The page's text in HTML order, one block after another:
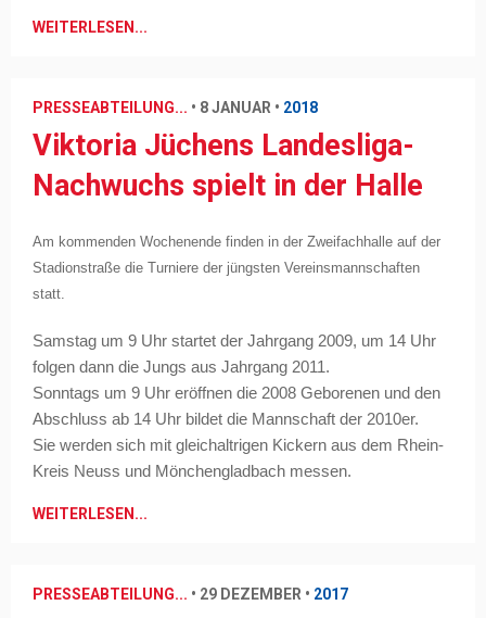
WEITERLESEN...
PRESSEABTEILUNG... • 8 JANUAR • 2018
Viktoria Jüchens Landesliga-
Nachwuchs spielt in der Halle
Am kommenden Wochenende finden in der Zweifachhalle auf der
Stadionstraße die Turniere der jüngsten Vereinsmannschaften
statt.
Samstag um 9 Uhr startet der Jahrgang 2009, um 14 Uhr
folgen dann die Jungs aus Jahrgang 2011.
Sonntags um 9 Uhr eröffnen die 2008 Geborenen und den
Abschluss ab 14 Uhr bildet die Mannschaft der 2010er.
Sie werden sich mit gleichaltrigen Kickern aus dem Rhein-
Kreis Neuss und Mönchengladbach messen.
WEITERLESEN...
PRESSEABTEILUNG... • 29 DEZEMBER • 2017